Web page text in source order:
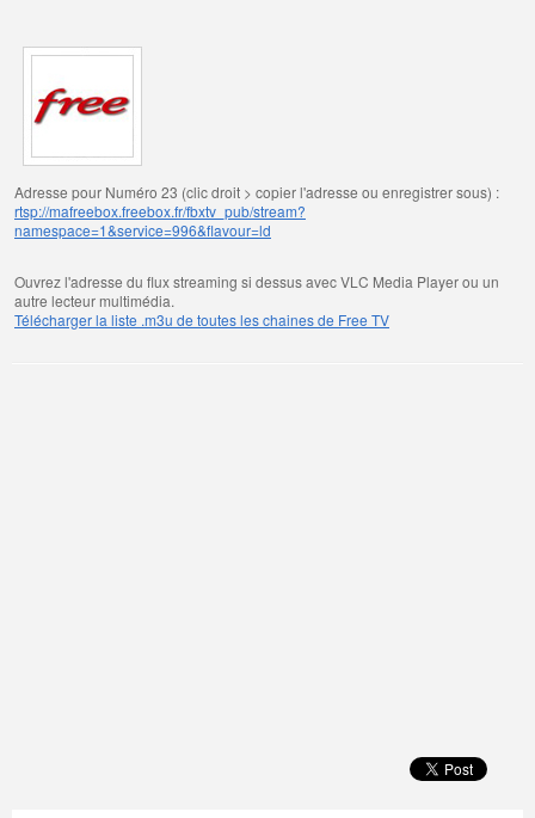
Adresse pour Numéro 23 (clic droit > copier l'adresse ou enregistrer sous) :
rtsp://mafreebox.freebox.fr/fbxtv_pub/stream?
namespace=1&service=996&flavour=ld
Ouvrez l'adresse du flux streaming si dessus avec VLC Media Player ou un
autre lecteur multimédia.
Télécharger la liste .m3u de toutes les chaines de Free TV